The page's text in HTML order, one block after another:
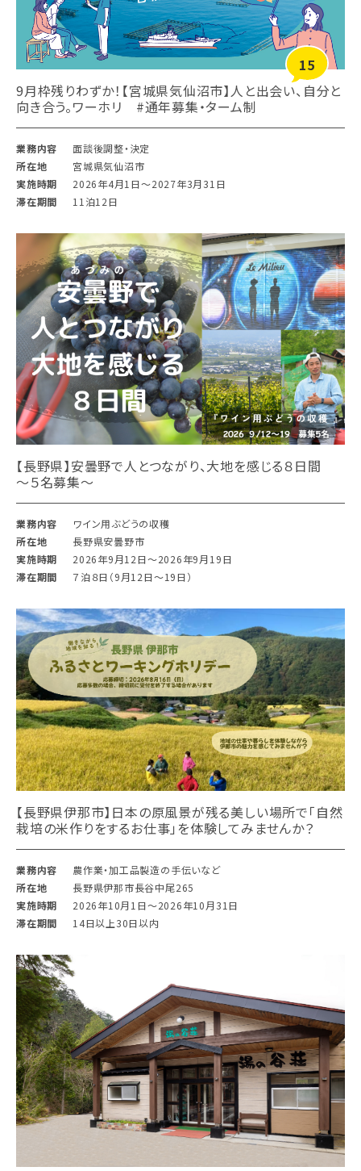
15
9月枠残りわずか！【宮城県気仙沼市】人と出会い、自分と
向き合う。ワーホリ #通年募集・ターム制
業務内容
面談後調整・決定
所在地
宮城県気仙沼市
実施時期
2026年4月1日〜2027年3月31日
滞在期間
11泊12日
【長野県】安曇野で人とつながり、大地を感じる８日間
〜５名募集〜
業務内容
ワイン用ぶどうの収穫
所在地
長野県安曇野市
実施時期
2026年9月12日〜2026年9月19日
滞在期間
７泊８日（9月12日〜19日）
【長野県伊那市】日本の原風景が残る美しい場所で「自然
栽培の米作りをするお仕事」を体験してみませんか？
業務内容
農作業・加工品製造の手伝いなど
所在地
長野県伊那市長谷中尾265
実施時期
2026年10月1日〜2026年10月31日
滞在期間
14日以上30日以内